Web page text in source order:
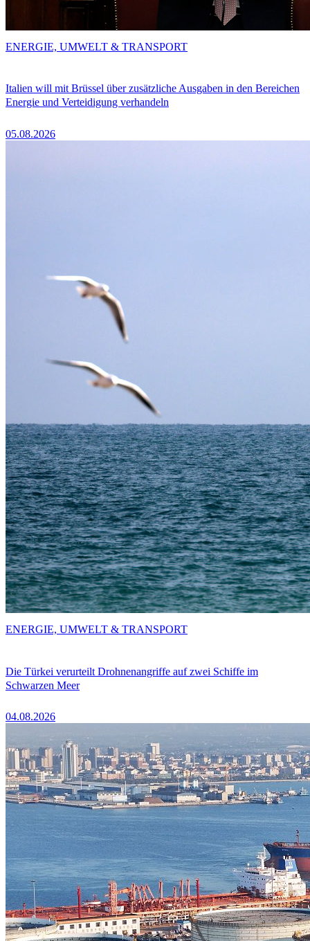
Italien will mit Brüssel über zusätzliche Ausgaben in den Bereichen
Energie und Verteidigung verhandeln
05.08.2026
ENERGIE, UMWELT & TRANSPORT
Die Türkei verurteilt Drohnenangriffe auf zwei Schiffe im
Schwarzen Meer
04.08.2026
ENERGIE, UMWELT & TRANSPORT